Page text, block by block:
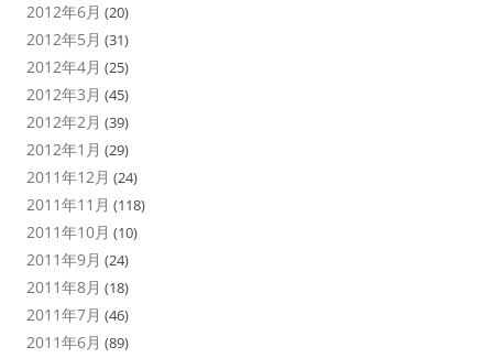
2012年6月 (20)
2012年5月 (31)
2012年4月 (25)
2012年3月 (45)
2012年2月 (39)
2012年1月 (29)
2011年12月 (24)
2011年11月 (118)
2011年10月 (10)
2011年9月 (24)
2011年8月 (18)
2011年7月 (46)
2011年6月 (89)